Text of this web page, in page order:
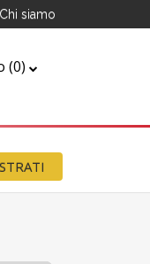
Chi siamo
(0)